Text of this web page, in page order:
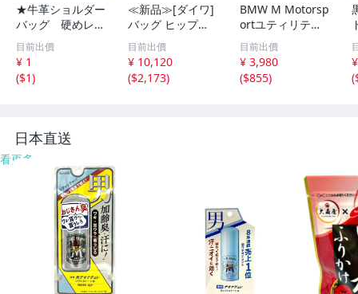
★牛革ショルダー
バッグ 硬めレザ
ー★Leatherbag
ハリのある革★
斜め掛け ハンド
メイドBAG ちょ
★688
目前出價
¥ 1
($1)
≪新品≫[ダイワ]
バッグ ヒップバ
ッグ/ヒップバッ
グLT/ショルダー
バッグ/ショルダ
ーポーチ/ワンシ
目前出價
¥ 10,120
($2,173)
BMW M Motorsp
ortユティリティ
バッグ斜め掛けバ
ッグショルダーバ
ッグ
目前出價
¥ 3,980
($855)
(
日本直送
看更多